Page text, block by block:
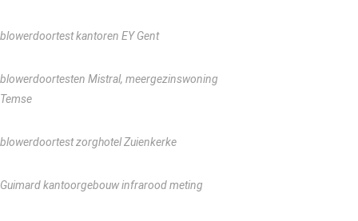
blowerdoortest kantoren EY Gent
blowerdoortesten Mistral, meergezinswoning
Temse
blowerdoortest zorghotel Zuienkerke
Guimard kantoorgebouw infrarood meting